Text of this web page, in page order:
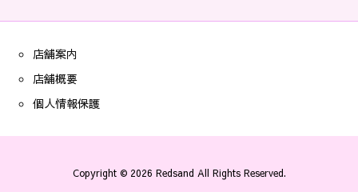
店舗案内
店舗概要
個人情報保護
Copyright © 2026 Redsand All Rights Reserved.